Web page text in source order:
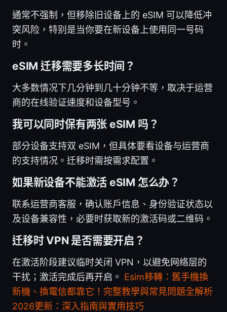
通常不强制，但移除旧设备上的 eSIM 可以降低冲
突风险，特别是当你要在新设备上使用同一号码
时。
eSIM 迁移需要多长时间？
大多数情况下几分钟到几十分钟不等，取决于运营
商的在线验证速度和设备型号。
我可以同时保有两张 eSIM 吗？
部分设备支持双 eSIM，但具体要看设备与运营商
的支持情况。迁移时需按需求配置。
如果新设备不能激活 eSIM 怎么办？
联系运营商客服，确认账户信息、身份验证状态以
及设备兼容性，必要时获取新的激活码或二维码。
迁移时 VPN 是否需要开启？
在激活阶段建议临时关闭 VPN，以避免网络层的
干扰；激活完成后再开启。 Esim移轉：舊手機換
新機、換電信都靠它！完整教學與常見問題全解析
2026更新：深入指南與實用技巧